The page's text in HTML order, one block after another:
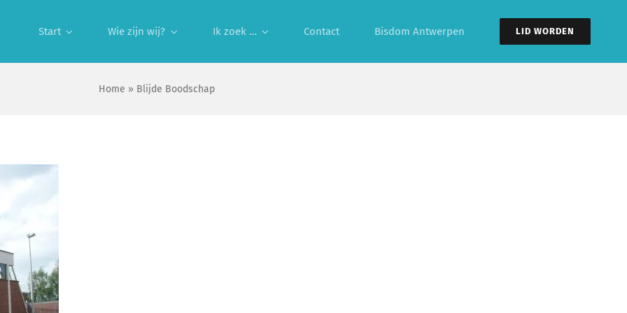
Start Wie zijn wij? Ik zoek … Contact Bisdom Antwerpen LID WORDEN
Home » Blijde Boodschap